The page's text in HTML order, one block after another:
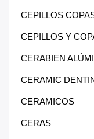
CEPILLOS
CEPILLOS Y
CERABIEN
CERAMIC
CERAMICOS
CERAS